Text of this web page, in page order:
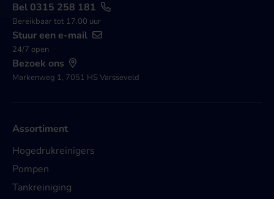
Bel 0315 258 181
Bereikbaar tot 17.00 uur
Stuur een e-mail
24/7 open
Bezoek ons
Markenweg 1, 7051 HS Varsseveld
Assortiment
Hogedrukreinigers
Pompen
Tankreiniging